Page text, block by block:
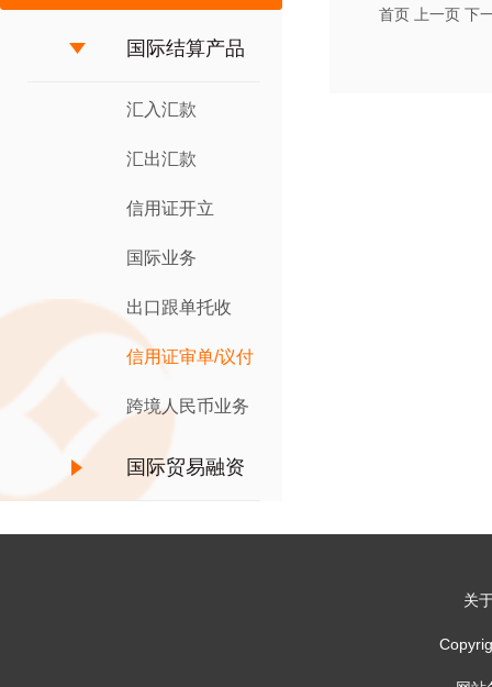
国际结算产品
汇入汇款
汇出汇款
信用证开立
国际业务
出口跟单托收
信用证审单/议付
跨境人民币业务
国际贸易融资
产品
首页 上一页 下
关